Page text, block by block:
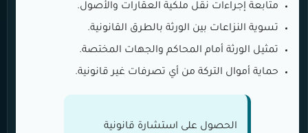
متابعة إجراءات نقل ملكية العقارات والأصول.
تسوية النزاعات بين الورثة بالطرق القانونية.
تمثيل الورثة أمام المحاكم والجهات المختصة.
حماية أموال التركة من أي تصرفات غير قانونية.
الحصول على استشارة قانونية